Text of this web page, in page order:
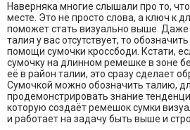
Наверняка многие слышали про то,
месте. Это не просто слова, а ключ к
поможет стать визуально выше. Даже
талия у вас отсутствует, то
помощи сумочки кроссбоди. Кстати,
сумочку на длинном ремешке в зоне
её в район талии, это сразу сделает
Сумочкой можно обозначить талию,
продемонстрировать знание
которую создаёт ремешок сумки
и работает на задачу быть выше и